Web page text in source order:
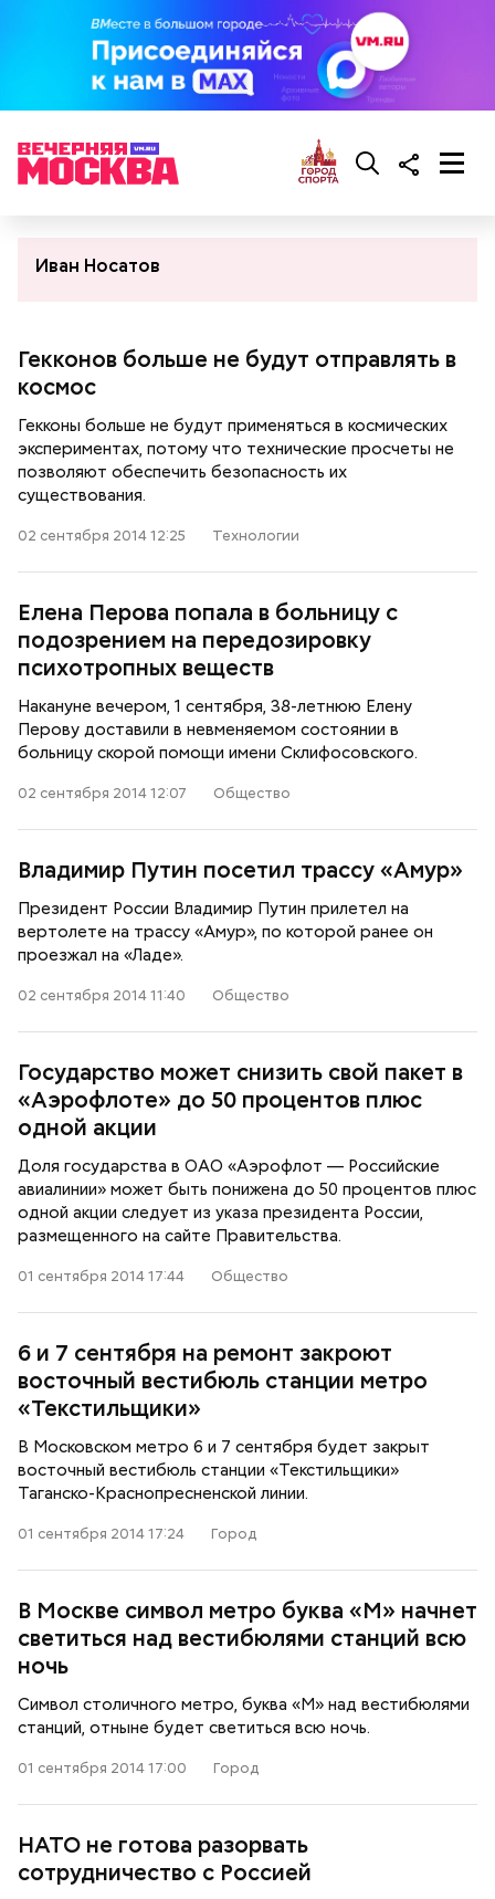
Иван Носатов
Гекконов больше не будут отправлять в
космос
Гекконы больше не будут применяться в космических
экспериментах, потому что технические просчеты не
позволяют обеспечить безопасность их
существования.
02 сентября 2014 12:25 Технологии
Елена Перова попала в больницу с
подозрением на передозировку
психотропных веществ
Накануне вечером, 1 сентября, 38-летнюю Елену
Перову доставили в невменяемом состоянии в
больницу скорой помощи имени Склифосовского.
02 сентября 2014 12:07 Общество
Владимир Путин посетил трассу «Амур»
Президент России Владимир Путин прилетел на
вертолете на трассу «Амур», по которой ранее он
проезжал на «Ладе».
02 сентября 2014 11:40 Общество
Государство может снизить свой пакет в
«Аэрофлоте» до 50 процентов плюс
одной акции
Доля государства в ОАО «Аэрофлот — Российские
авиалинии» может быть понижена до 50 процентов плюс
одной акции следует из указа президента России,
размещенного на сайте Правительства.
01 сентября 2014 17:44 Общество
6 и 7 сентября на ремонт закроют
восточный вестибюль станции метро
«Текстильщики»
В Московском метро 6 и 7 сентября будет закрыт
восточный вестибюль станции «Текстильщики»
Таганско-Краснопресненской линии.
01 сентября 2014 17:24 Город
В Москве символ метро буква «М» начнет
светиться над вестибюлями станций всю
ночь
Символ столичного метро, буква «М» над вестибюлями
станций, отныне будет светиться всю ночь.
01 сентября 2014 17:00 Город
НАТО не готова разорвать
сотрудничество с Россией